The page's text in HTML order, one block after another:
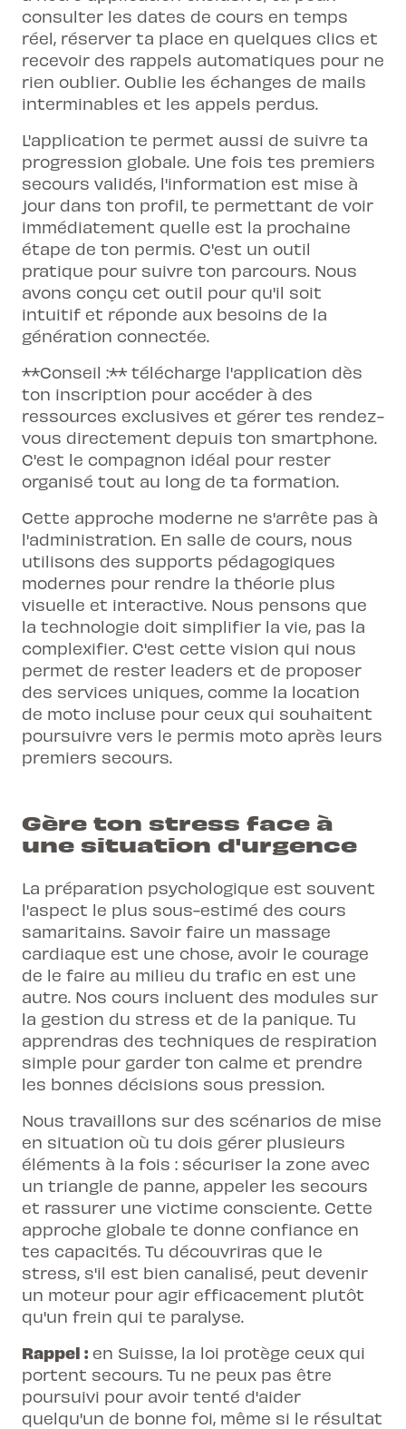
consulter les dates de cours en temps
réel, réserver ta place en quelques clics et
recevoir des rappels automatiques pour ne
rien oublier. Oublie les échanges de mails
interminables et les appels perdus.
L'application te permet aussi de suivre ta
progression globale. Une fois tes premiers
secours validés, l'information est mise à
jour dans ton profil, te permettant de voir
immédiatement quelle est la prochaine
étape de ton permis. C'est un outil
pratique pour suivre ton parcours. Nous
avons conçu cet outil pour qu'il soit
intuitif et réponde aux besoins de la
génération connectée.
**Conseil :** télécharge l'application dès
ton inscription pour accéder à des
ressources exclusives et gérer tes rendez-
vous directement depuis ton smartphone.
C'est le compagnon idéal pour rester
organisé tout au long de ta formation.
Cette approche moderne ne s'arrête pas à
l'administration. En salle de cours, nous
utilisons des supports pédagogiques
modernes pour rendre la théorie plus
visuelle et interactive. Nous pensons que
la technologie doit simplifier la vie, pas la
complexifier. C'est cette vision qui nous
permet de rester leaders et de proposer
des services uniques, comme la location
de moto incluse pour ceux qui souhaitent
poursuivre vers le permis moto après leurs
premiers secours.
Gère ton stress face à
une situation d'urgence
La préparation psychologique est souvent
l'aspect le plus sous-estimé des cours
samaritains. Savoir faire un massage
cardiaque est une chose, avoir le courage
de le faire au milieu du trafic en est une
autre. Nos cours incluent des modules sur
la gestion du stress et de la panique. Tu
apprendras des techniques de respiration
simple pour garder ton calme et prendre
les bonnes décisions sous pression.
Nous travaillons sur des scénarios de mise
en situation où tu dois gérer plusieurs
éléments à la fois : sécuriser la zone avec
un triangle de panne, appeler les secours
et rassurer une victime consciente. Cette
approche globale te donne confiance en
tes capacités. Tu découvriras que le
stress, s'il est bien canalisé, peut devenir
un moteur pour agir efficacement plutôt
qu'un frein qui te paralyse.
Rappel : en Suisse, la loi protège ceux qui
portent secours. Tu ne peux pas être
poursuivi pour avoir tenté d'aider
quelqu'un de bonne foi, même si le résultat